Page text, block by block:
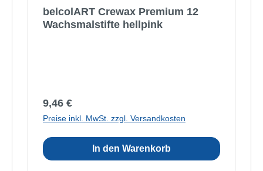
belcolART Crewax Premium 12
Wachsmalstifte hellpink
Regulärer Preis:
9,46 €
Preise inkl. MwSt. zzgl. Versandkosten
In den Warenkorb